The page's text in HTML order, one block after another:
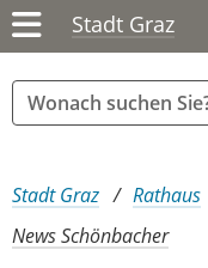
Stadt Graz
Sie sind hier:
Stadt Graz Rathaus
News Schönbacher